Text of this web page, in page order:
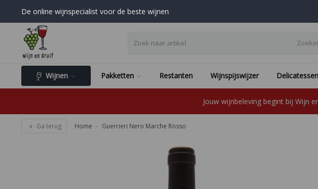
De online wijnspecialist voor de beste wijnen
Wijnen Pakketten Restanten Wijnspijswijzer Delicatessen
Jouw wijnbeleving begint bij Wijn
Ga terug Home Guerrieri Nero Marche Rosso